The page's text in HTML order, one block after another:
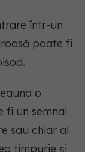
într-un
poate fi
o
fi un semnal
sau chiar al
timpurie și